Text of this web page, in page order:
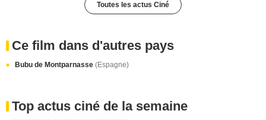
Toutes les actus Ciné
Ce film dans d'autres pays
Bubu de Montparnasse (Espagne)
Top actus ciné de la semaine